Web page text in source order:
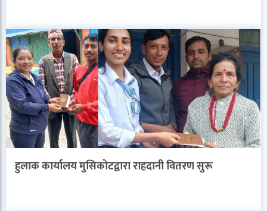
हुलाक कार्यालय मुसिकोटद्वारा राहदानी वितरण सुरू